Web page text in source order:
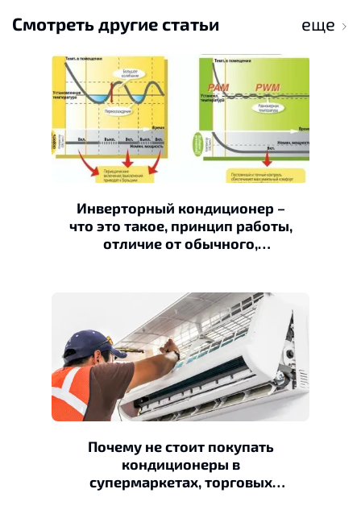
Смотреть другие статьи еще
Инверторный кондиционер –
что это такое, принцип работы,
отличие от обычного,
Почему не стоит покупать
кондиционеры в
супермаркетах, торговых